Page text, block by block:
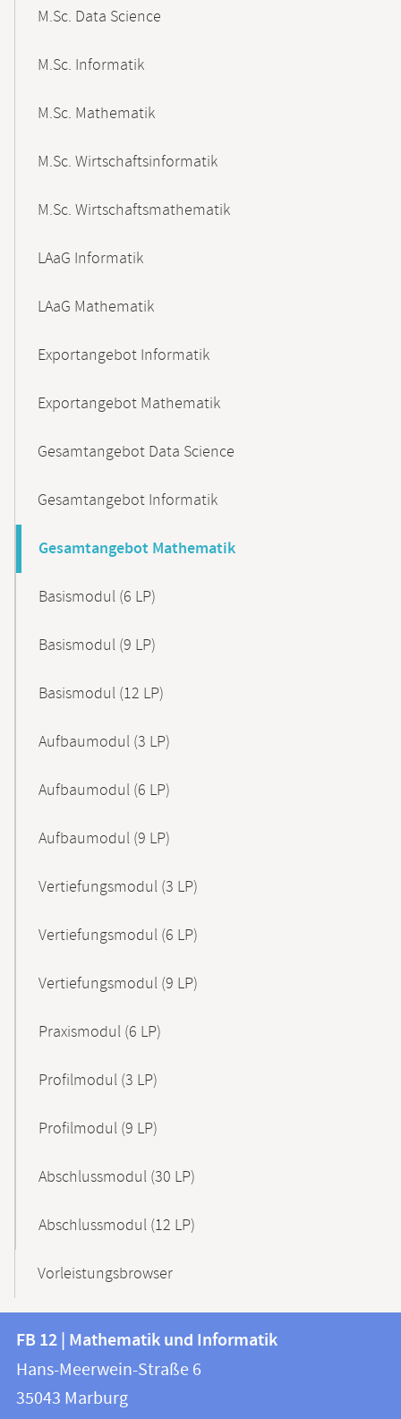
M.Sc. Data Science
M.Sc. Informatik
M.Sc. Mathematik
M.Sc. Wirtschaftsinformatik
M.Sc. Wirtschaftsmathematik
LAaG Informatik
LAaG Mathematik
Exportangebot Informatik
Exportangebot Mathematik
Gesamtangebot Data Science
Gesamtangebot Informatik
Gesamtangebot Mathematik
Basismodul (6 LP)
Basismodul (9 LP)
Basismodul (12 LP)
Aufbaumodul (3 LP)
Aufbaumodul (6 LP)
Aufbaumodul (9 LP)
Vertiefungsmodul (3 LP)
Vertiefungsmodul (6 LP)
Vertiefungsmodul (9 LP)
Praxismodul (6 LP)
Profilmodul (3 LP)
Profilmodul (9 LP)
Abschlussmodul (30 LP)
Abschlussmodul (12 LP)
Vorleistungsbrowser
Kontakt
und
Informationen
FB
12
|
FB 12 | Mathematik und Informatik
Hans-Meerwein-Straße 6
35043 Marburg